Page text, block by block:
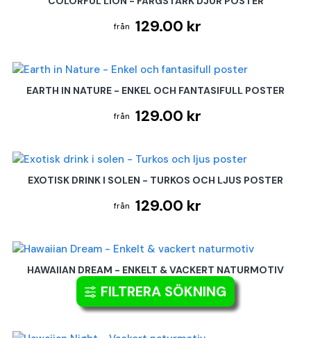
129.00 kr
EARTH IN NATURE - ENKEL OCH FANTASIFULL POSTER
129.00 kr
EXOTISK DRINK I SOLEN - TURKOS OCH LJUS POSTER
129.00 kr
HAWAIIAN DREAM - ENKELT & VACKERT NATURMOTIV
129.00 kr
FILTRERA SÖKNING